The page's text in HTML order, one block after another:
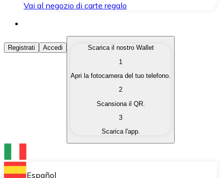
Vai al negozio di carte regalo
Acquista Criptovalute
Acquista le criptovalute che ti interessano in modo
Converti le tue criptovalute in valuta fiat quando ne
Scambia una criptovaluta con un'altra
Conserva le tue cripto in un Wallet self-custodial.
Registrati Accedi
Scarica il nostro Wallet
1
Apri la fotocamera del tuo telefono.
2
Scansiona il QR.
3
Scarica l'app.
Español